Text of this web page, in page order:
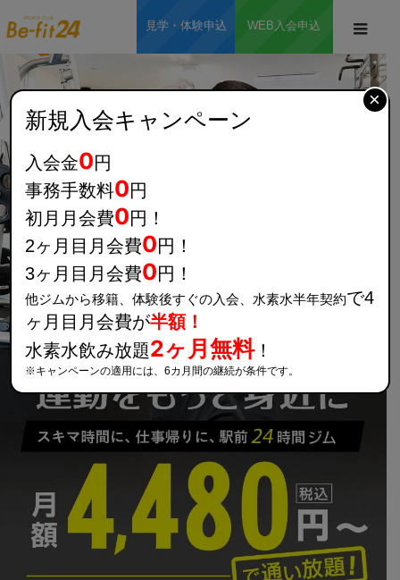
見学・体験申込 WEB入会申込
新規入会キャンペーン
入会金0円
事務手数料0円
初月月会費0円！
2ヶ月目月会費0円！
3ヶ月目月会費0円！
他ジムから移籍、体験後すぐの入会、水素水半年契約で4
ヶ月目月会費が半額！
水素水飲み放題2ヶ月無料！
※キャンペーンの適用には、6カ月間の継続が条件です。
×